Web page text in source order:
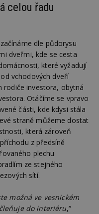
celou řadu
dle půdorysu
dveřmi, kde se cesta
které vyžadují
vchodových dveří
rodiče investora, obytná
Otáčíme se vpravo
části, kde kdysi stála
straně můžeme dostat
která zároveň
z předsíně
plechu
ze stejného
sítí.
možná ve vesnickém
do interiéru,“